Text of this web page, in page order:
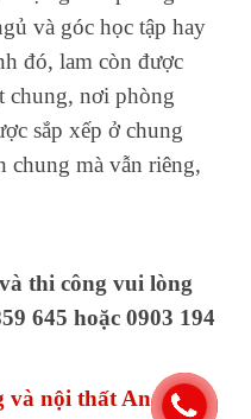
và góc học tập hay
đó, lam còn được
chung, nơi phòng
sắp xếp ở chung
chung mà vẫn riêng,
thi công vui lòng
645 hoặc 0903 194
và nội thất An